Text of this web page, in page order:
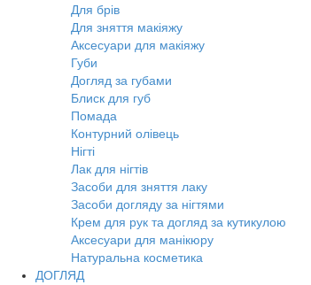
Для брів
Для зняття макіяжу
Аксесуари для макіяжу
Губи
Догляд за губами
Блиск для губ
Помада
Контурний олівець
Нігті
Лак для нігтів
Засоби для зняття лаку
Засоби догляду за нігтями
Крем для рук та догляд за кутикулою
Аксесуари для манікюру
Натуральна косметика
ДОГЛЯД